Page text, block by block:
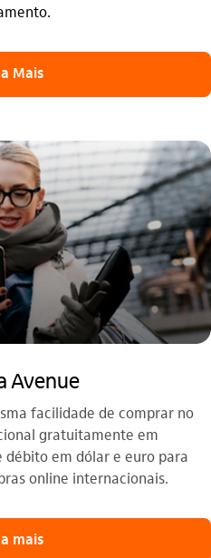
Mais
Avenue
facilidade de comprar no
gratuitamente em
em dólar e euro para
online internacionais.
mais